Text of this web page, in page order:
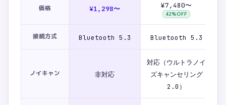
価格 ¥1,298〜 ¥7,480〜
42%OFF
接続方式 Bluetooth 5.3 Bluetooth 5.3
ノイキャン 非対応
対応（ウルトラノイ
ズキャンセリング
2.0）